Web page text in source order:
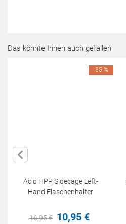
Das könnte Ihnen auch gefallen
Acid HPP Sidecage Left-
Hand Flaschenhalter
16,95€ 10,95 €
-35 %